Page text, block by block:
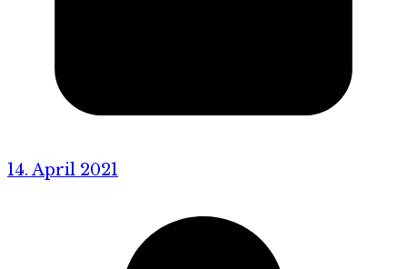
14. April 2021